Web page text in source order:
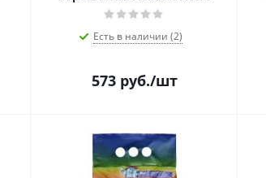
Есть в наличии (2)
573руб./шт